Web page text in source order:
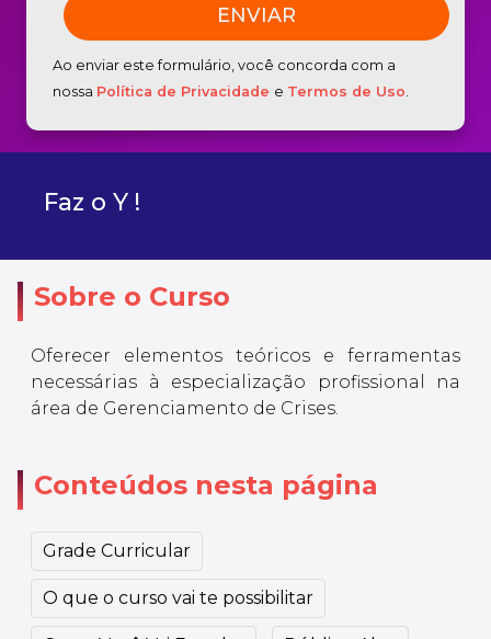
Ao enviar este formulário, você concorda com a
nossa Política de Privacidade e Termos de Uso.
Faz o Y !
Sobre o Curso
Oferecer elementos teóricos e ferramentas
necessárias à especialização profissional na
área de Gerenciamento de Crises.
Conteúdos nesta página
Grade Curricular
O que o curso vai te possibilitar